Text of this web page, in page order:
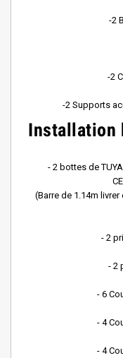
-2
-2
-2 Supports
Installation
- 2 bottes de
(Barre de 1.14m
- 2
- 2
- 6
- 4
- 4